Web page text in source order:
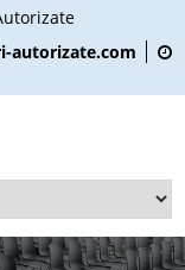
autorizate.com